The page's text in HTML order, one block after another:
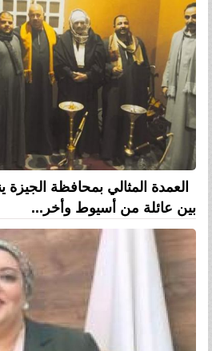
العمدة المثالي بمحافظة
بين عائلة من أسيوط وأخر...